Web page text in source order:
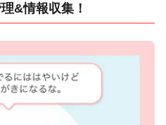
&情報収集！